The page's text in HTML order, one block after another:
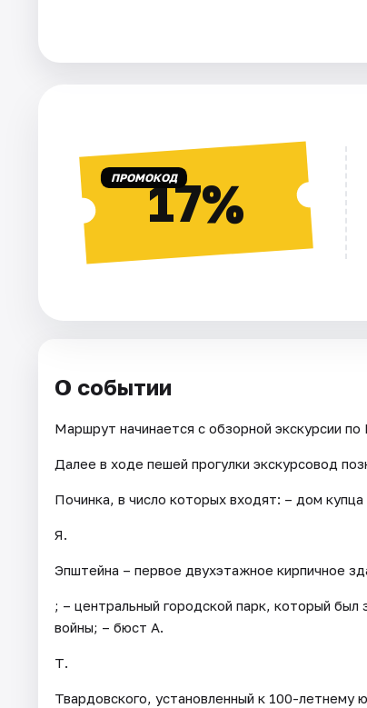
ПРОМОКОД17%
О событии
Маршрут начинается с обзорной экскурсии
Далее в ходе пешей прогулки экскурсовод
Починка, в число которых входят: – дом купца
Я.
Эпштейна – первое двухэтажное кирпичное
; – центральный городской парк, который
войны; – бюст А.
Т.
Твардовского, установленный к 100-летнему